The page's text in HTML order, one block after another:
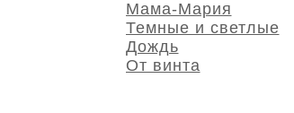
Мама-Мария
Темные и светлые
Дождь
От винта